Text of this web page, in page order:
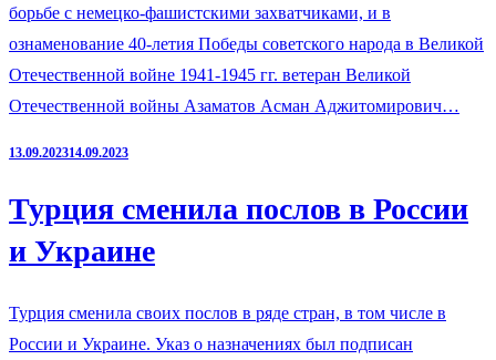
борьбе с немецко-фашистскими захватчиками, и в
ознаменование 40-летия Победы советского народа в Великой
Отечественной войне 1941-1945 гг. ветеран Великой
Отечественной войны Азаматов Асман Аджитомирович…
13.09.202314.09.2023
Турция сменила послов в России
и Украине
Турция сменила своих послов в ряде стран, в том числе в
России и Украине. Указ о назначениях был подписан